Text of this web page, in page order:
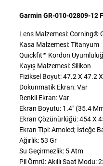
Garmin GR-010-02809-12
Lens Malzemesi: Corning®
Kasa Malzemesi: Titanyum
Quıckfıt™ Kordon
Kayış Malzemesi: Silikon
Fiziksel Boyut: 47.2 X 47.2
Dokunmatik Ekran: Var
Renkli Ekran: Var
Ekran Boyutu: 1.4″ (35.4
Ekran Çözünürlüğü: 454 X
Ekran Tipi: Amoled; İsteğe
Ağırlık: 53 Gr
Su Geçirmezlik: 5 Atm
Pil Ömrü: Akıllı Saat